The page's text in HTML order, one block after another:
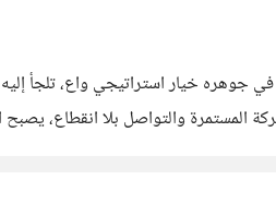
جوهره خيار استراتيجي واع،
والتواصل بلا انقطاع، يصبح